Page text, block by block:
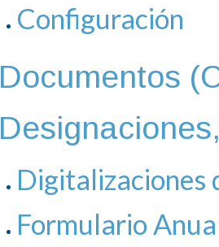
Configuración
Documentos
Digitalizaciones
Formulario